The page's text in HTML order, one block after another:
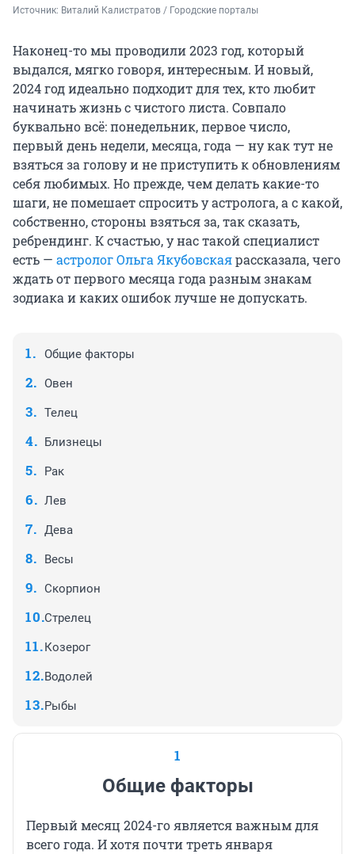
Источник: Виталий Калистратов / Городские порталы
Наконец-то мы проводили 2023 год, который
выдался, мягко говоря, интересным. И новый,
2024 год идеально подходит для тех, кто любит
начинать жизнь с чистого листа. Совпало
буквально всё: понедельник, первое число,
первый день недели, месяца, года — ну как тут не
взяться за голову и не приступить к обновлениям
себя любимых. Но прежде, чем делать какие-то
шаги, не помешает спросить у астролога, а с какой,
собственно, стороны взяться за, так сказать,
ребрендинг. К счастью, у нас такой специалист
есть — астролог Ольга Якубовскаярассказала, чего
ждать от первого месяца года разным знакам
зодиака и каких ошибок лучше не допускать.
Общие факторы
Овен
Телец
Близнецы
Рак
Лев
Дева
Весы
Скорпион
Стрелец
Козерог
Водолей
Рыбы
1
Общие факторы
Первый месяц 2024-го является важным для
всего года. И хотя почти треть января